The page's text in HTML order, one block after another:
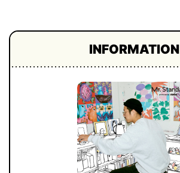
INFORMATION